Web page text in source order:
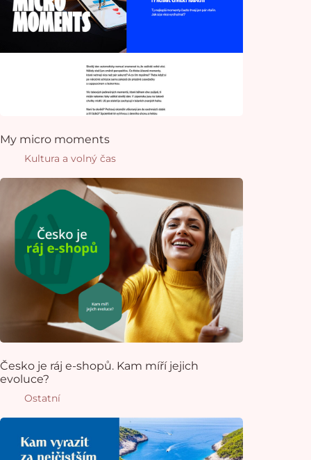
My micro moments
Kultura a volný čas
Česko je ráj e-shopů. Kam míří jejich
evoluce?
Ostatní